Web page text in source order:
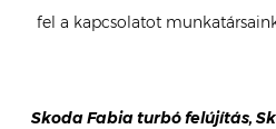
fel a kapcsolatot
Skoda Fabia turbó felújítás,